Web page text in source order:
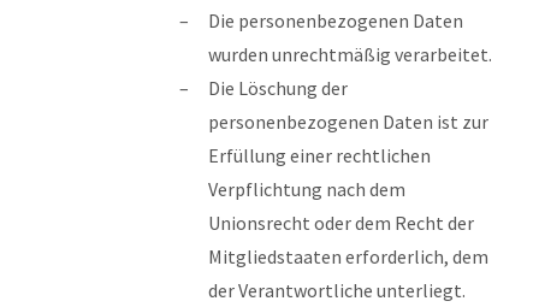
Die personenbezogenen Daten
wurden unrechtmäßig verarbeitet.
Die Löschung der
personenbezogenen Daten ist zur
Erfüllung einer rechtlichen
Verpflichtung nach dem
Unionsrecht oder dem Recht der
Mitgliedstaaten erforderlich, dem
der Verantwortliche unterliegt.